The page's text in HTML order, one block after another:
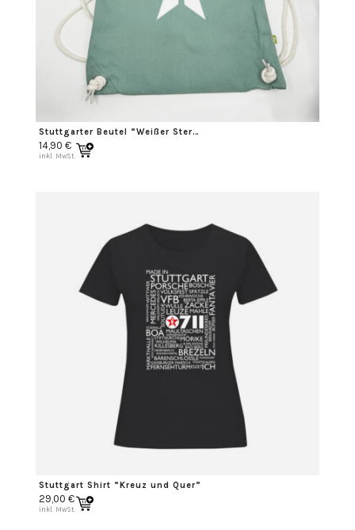
Stuttgarter Beutel “Weißer Stern”
14,90 €
inkl. MwSt.
Stuttgart Shirt “Kreuz und Quer”
29,00 €
inkl. MwSt.